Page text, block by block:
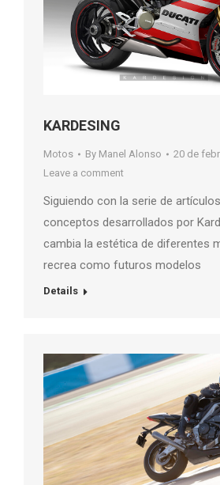
KARDESING
Motos By Manel Alonso
20 de
Leave a comment
Siguiendo con la serie de
conceptos desarrollados por
cambia la estética de diferentes
recrea como futuros modelos
Details